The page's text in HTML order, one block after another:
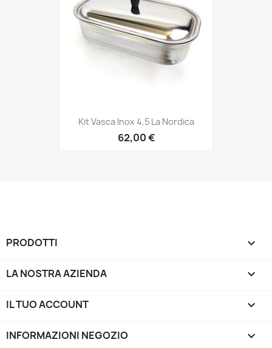
Kit Vasca Inox 4,5 La Nordica
62,00 €
PRODOTTI 
LA NOSTRA AZIENDA 
IL TUO ACCOUNT 
INFORMAZIONI NEGOZIO keyboard_arrow_down